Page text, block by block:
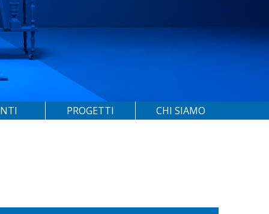
PROGETTI CHI SIAMO